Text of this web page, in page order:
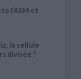
l’ASM et
la cellule
divisée ?